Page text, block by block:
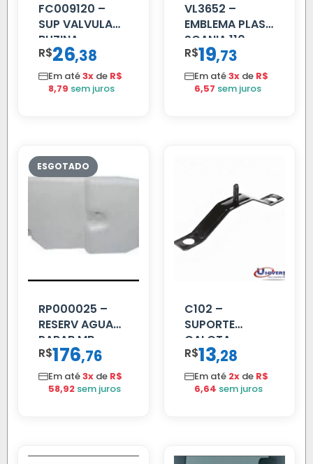
FC009120 –
SUP VALVULA
BUZINA
C/ALAVANCA
R$26,38
Em até3x de R$
8,79 sem juros
VL3652 –
EMBLEMA PLAST
SCANIA 110
CROMADO
R$19,73
Em até3x de R$
6,57 sem juros
RP000025 –
RESERV AGUA
PARAB MB
ACCELO
C/TAMPA
R$176,76
Em até3x de R$
58,92 sem juros
C102 –
SUPORTE
CALOTA
DIANTEIRA
RODA 10 FUROS
R$13,28
Em até 2x de R$
6,64 sem juros